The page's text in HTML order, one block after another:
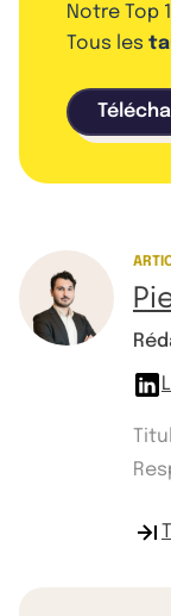
Notre Top
Tous les